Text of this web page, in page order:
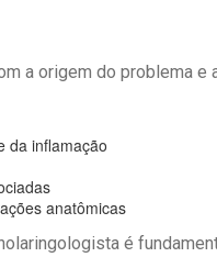
a origem do problema
da inflamação
anatômicas
é